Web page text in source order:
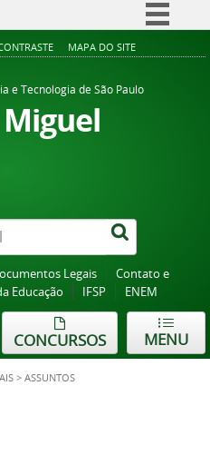
Simplifique!
Acesso à informação
MAPA DO SITE
e Tecnologia de São Paulo
Legais
Contato e
Educação IFSP ENEM
> ASSUNTOS
CONCURSOS MENU